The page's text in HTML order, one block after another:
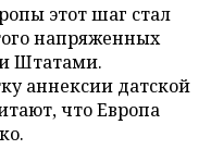
этот шаг стал
напряженных
Штатами.
аннексии датской
что Европа